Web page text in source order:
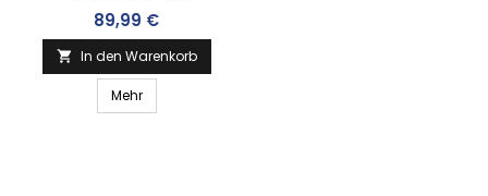
Preis
89,99 €
 In den Warenkorb
Mehr